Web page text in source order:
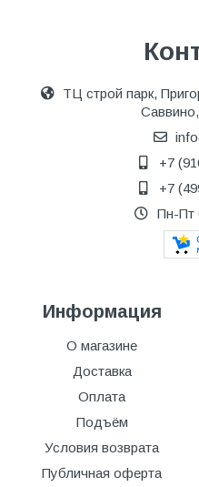
ТЦ строй парк,
+7
+7
Пн-Пт
Информация
О магазине
Доставка
Оплата
Подъём
Условия возврата
Публичная оферта